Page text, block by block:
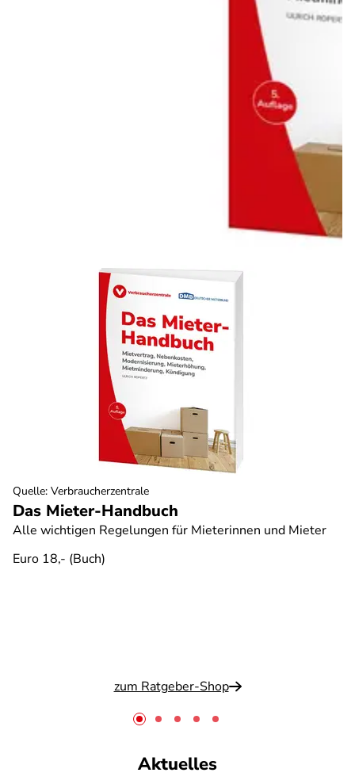
Das Mieter-Handbuch
Alle wichtigen Regelungen für Mieterinnen und Mieter
Euro 18,- (Buch)
zum Ratgeber-Shop
Quelle: Verbraucherzentrale
Aktuelles